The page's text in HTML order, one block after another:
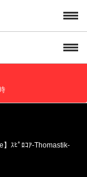
ｽﾋﾟﾛｺｱ-Thomastik-